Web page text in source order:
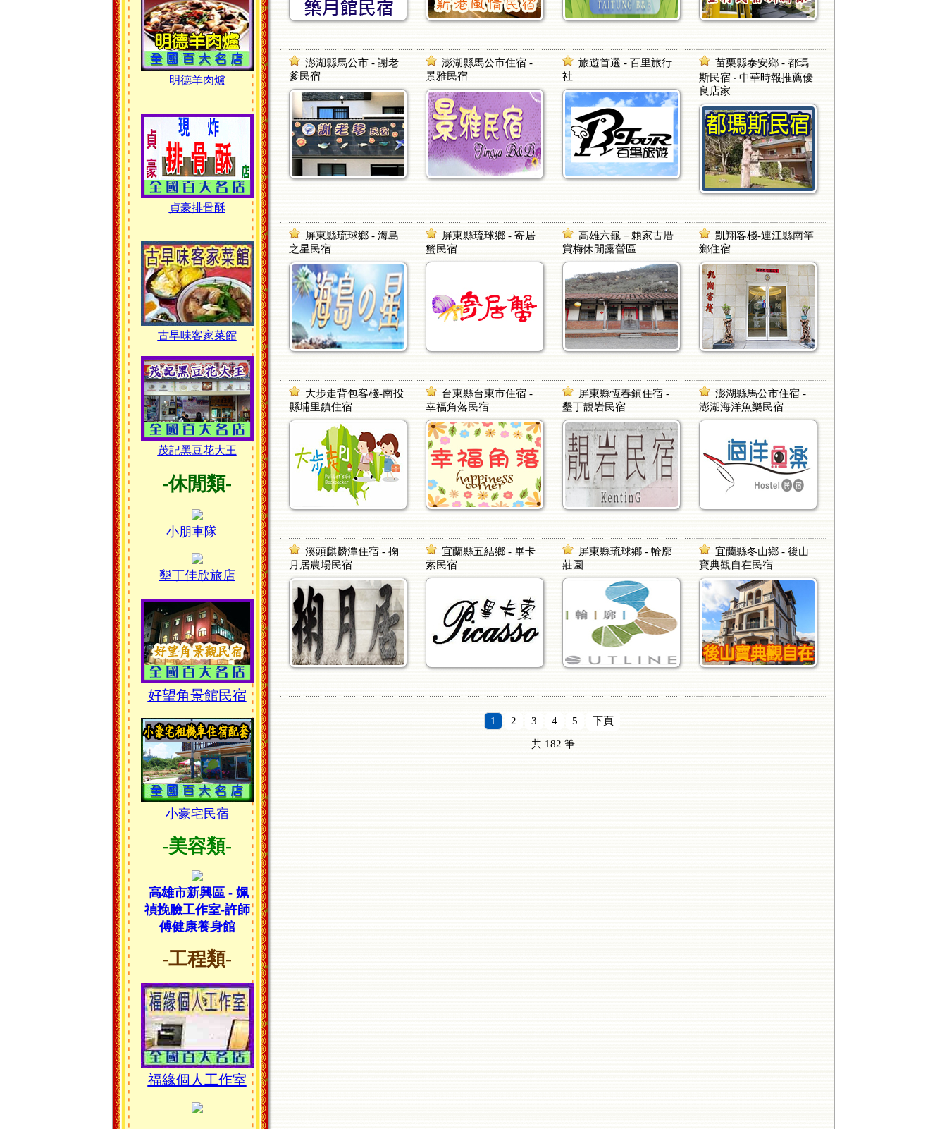
明德羊肉爐
貞豪排骨酥
古早味客家菜館
茂記黑豆花大王
-休閒類-
小朋車隊
墾丁佳欣旅店
好望角景館民宿
小豪宅民宿
-美容類-
高雄市新興區 - 姵
禎挽臉工作室-許師
傅健康養身館
-工程類-
福緣個人工作室
澎湖縣馬公市 - 謝老
爹民宿
澎湖縣馬公市住宿 -
景雅民宿
旅遊首選 - 百里旅行
社
苗栗縣泰安鄉 - 都瑪
斯民宿 ‧ 中華時報推薦優
良店家
屏東縣琉球鄉 - 海島
之星民宿
屏東縣琉球鄉 - 寄居
蟹民宿
高雄六龜－賴家古厝
賞梅休閒露營區
凱翔客棧-連江縣南竿
鄉住宿
大步走背包客棧-南投
縣埔里鎮住宿
台東縣台東市住宿 -
幸福角落民宿
屏東縣恆春鎮住宿 -
墾丁靚岩民宿
澎湖縣馬公市住宿 -
澎湖海洋魚樂民宿
溪頭麒麟潭住宿 - 掬
月居農場民宿
宜蘭縣五結鄉 - 畢卡
索民宿
屏東縣琉球鄉 - 輪廓
莊園
宜蘭縣冬山鄉 - 後山
寶典觀自在民宿
1 2 3 4 5 下頁
共182 筆